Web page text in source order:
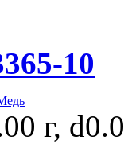
10
г,